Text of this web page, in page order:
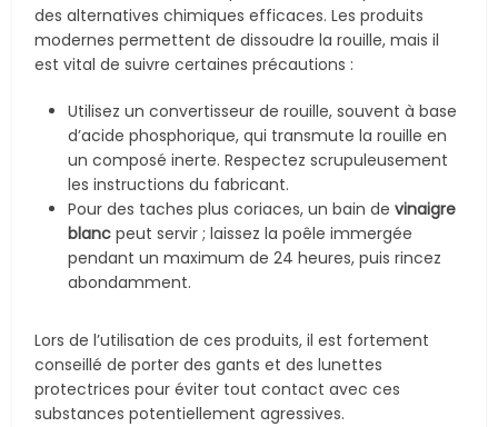
des alternatives chimiques efficaces. Les produits
modernes permettent de dissoudre la rouille, mais il
est vital de suivre certaines précautions :
Utilisez un convertisseur de rouille, souvent à base
d’acide phosphorique, qui transmute la rouille en
un composé inerte. Respectez scrupuleusement
les instructions du fabricant.
Pour des taches plus coriaces, un bain devinaigre
blanc peut servir ; laissez la poêle immergée
pendant un maximum de 24 heures, puis rincez
abondamment.
Lors de l’utilisation de ces produits, il est fortement
conseillé de porter des gants et des lunettes
protectrices pour éviter tout contact avec ces
substances potentiellement agressives.